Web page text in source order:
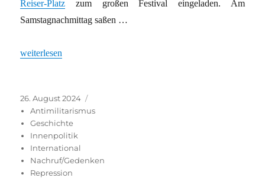
Reiser-Platz zum großen Festival eingeladen. Am
Samstagnachmittag saßen …
„Jubiläum 100 Jahre Rote Hilfe:Solidarisches Festival“
weiterlesen
Veröffentlicht
am
26. August 2024
Antimilitarismus
Geschichte
Innenpolitik
International
Nachruf/Gedenken
Repression